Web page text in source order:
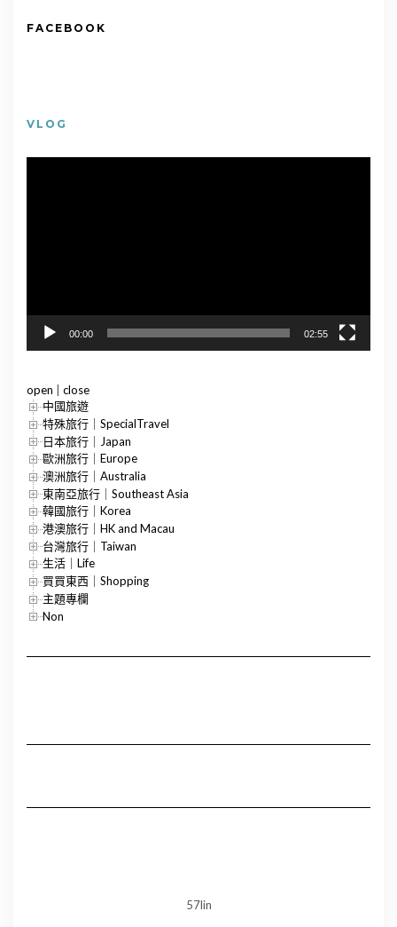
FACEBOOK
VLOG
00:00 02:55
open
close
中國旅遊
特殊旅行｜SpecialTravel
日本旅行｜Japan
歐洲旅行｜Europe
澳洲旅行｜Australia
東南亞旅行｜Southeast Asia
韓國旅行｜Korea
港澳旅行｜HK and Macau
台灣旅行｜Taiwan
生活｜Life
買買東西｜Shopping
主題專欄
Non
57lin